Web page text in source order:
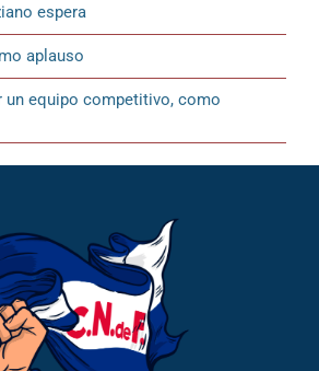
espera
aplauso
un equipo competitivo, como